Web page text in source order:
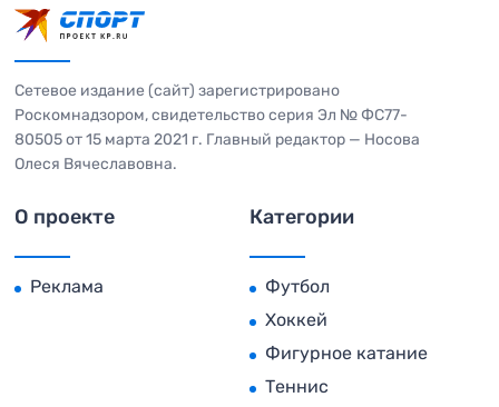
Сетевое издание (сайт) зарегистрировано
Роскомнадзором, свидетельство серия Эл № ФС77-
80505 от 15 марта 2021 г. Главный редактор — Носова
Олеся Вячеславовна.
О проекте
Реклама
Категории
Футбол
Хоккей
Фигурное катание
Теннис